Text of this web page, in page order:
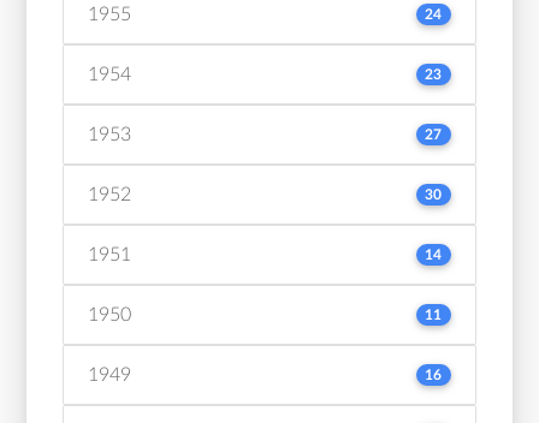
1955 24
1954 23
1953 27
1952 30
1951 14
1950 11
1949 16